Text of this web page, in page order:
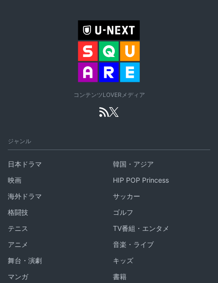
コンテンツLOVERメディア
ジャンル
日本ドラマ
韓国・アジア
映画
HIP POP Princess
海外ドラマ
サッカー
格闘技
ゴルフ
テニス
TV番組・エンタメ
アニメ
音楽・ライブ
舞台・演劇
キッズ
マンガ
書籍